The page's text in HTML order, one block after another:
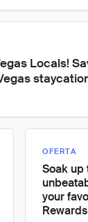
Locals!
OFERTA
Soak up
your